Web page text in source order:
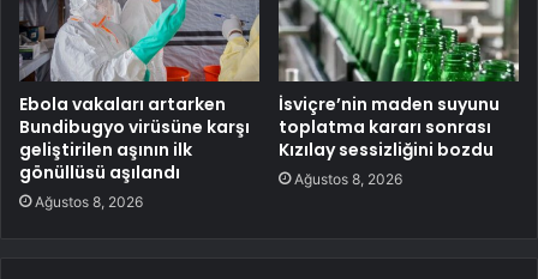
Ebola vakaları artarken
Bundibugyo virüsüne karşı
geliştirilen aşının ilk
gönüllüsü aşılandı
Ağustos 8, 2026
İsviçre’nin maden suyunu
toplatma kararı sonrası
Kızılay sessizliğini bozdu
Ağustos 8, 2026